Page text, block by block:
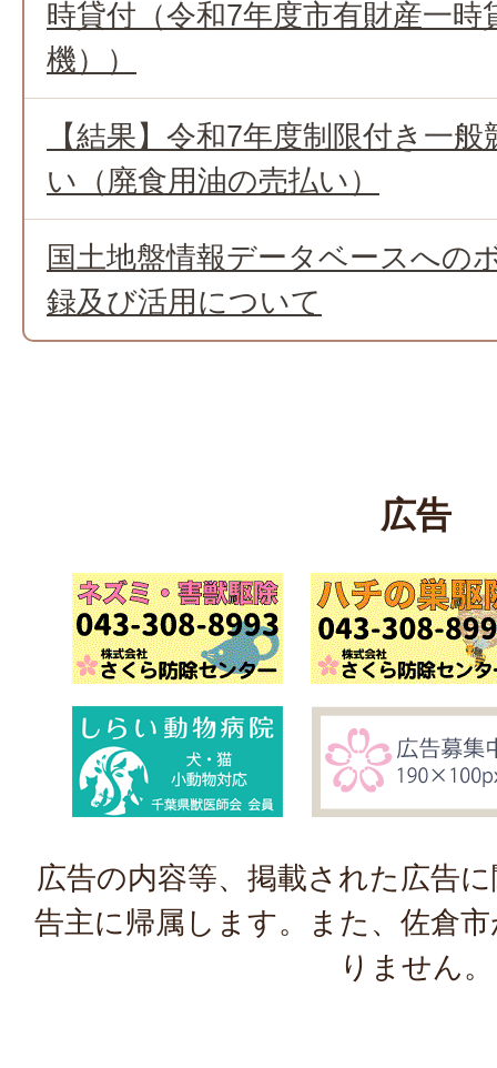
時貸付（令和7年度市有財産一時
機））
【結果】令和7年度制限付き一
い（廃食用油の売払い）
国土地盤情報データベースへの
録及び活用について
広告
広告の内容等、掲載された広告
告主に帰属します。また、佐倉
りません。